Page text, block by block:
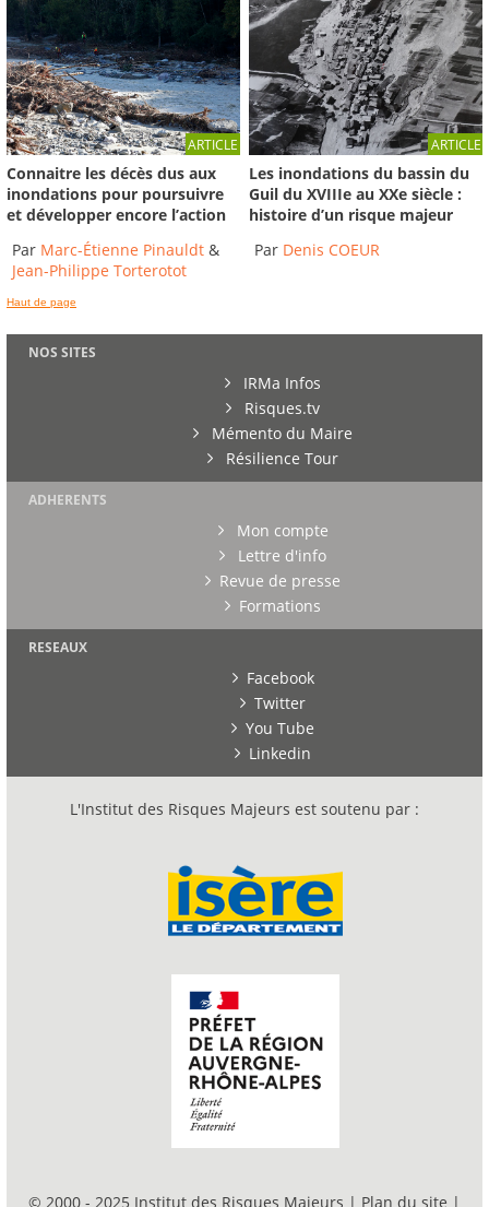
ARTICLE
Connaitre les décès dus aux
inondations pour poursuivre
et développer encore l’action
Par Marc-Étienne Pinauldt &
Jean-Philippe Torterotot
ARTICLE
Les inondations du bassin du
Guil du XVIIIe au XXe siècle :
histoire d’un risque majeur
Par Denis COEUR
Haut de page
NOS SITES
IRMa Infos
Risques.tv
Mémento du Maire
Résilience Tour
ADHERENTS
Mon compte
Lettre d'info
Revue de presse
Formations
RESEAUX
Facebook
Twitter
You Tube
Linkedin
L'Institut des Risques Majeurs est soutenu par :
© 2000 - 2025 Institut des Risques Majeurs | Plan du site |